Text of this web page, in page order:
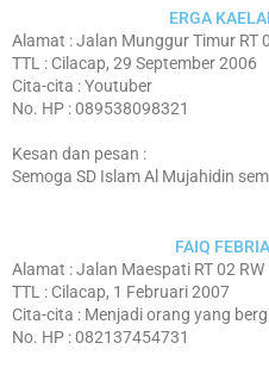
ERGA
Alamat : Jalan Munggur Timur RT
TTL : Cilacap, 29 September 2006
Cita-cita : Youtuber
No. HP : 089538098321
Kesan dan pesan :
Semoga SD Islam Al Mujahidin
FAIQ
Alamat : Jalan Maespati RT 02 RW
TTL : Cilacap, 1 Februari 2007
Cita-cita : Menjadi orang yang
No. HP : 082137454731